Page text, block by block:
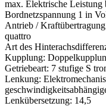
max. Elektrische
Bordnetzspannung 1 in
Antrieb /
quattro
Art des
Kupplung:
Getriebeart: 7 stufige S
Lenkung:
Lenkübersetzung: 14,5